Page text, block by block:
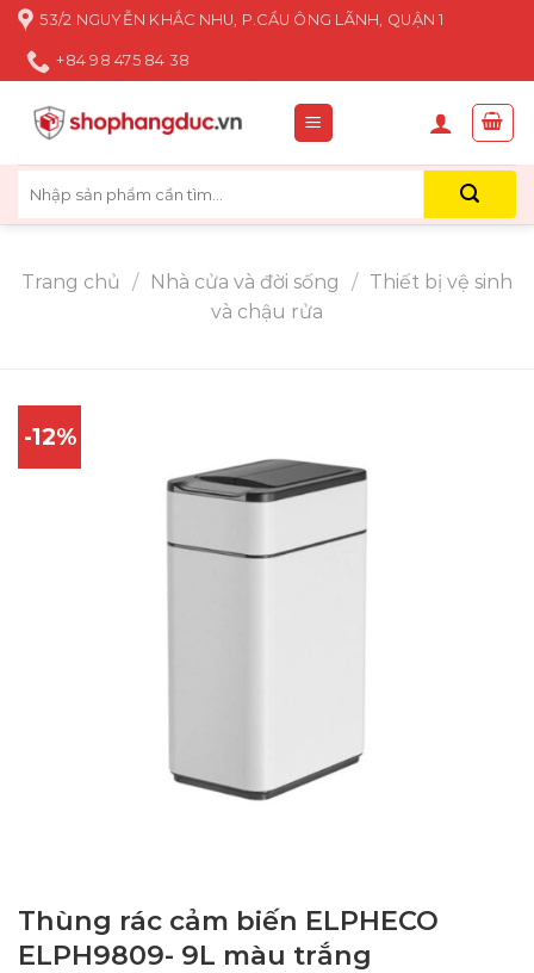
Skip
content
53/2 NGUYỄN KHẮC NHU, P.CẦU ÔNG LÃNH, QUẬN 1
+84 98 475 84 38
kiếm:
Trang chủ / Nhà cửa và đời sống / Thiết bị vệ sinh
và chậu rửa
-12%
Thùng rác cảm biến ELPHECO
ELPH9809- 9L màu trắng